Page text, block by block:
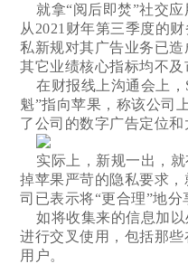
就拿“阅后即焚”社交应
从2021财年第三季度的
私新规对其广告业务已
其它业绩核心指标均不及
在财报线上沟通会上，
魁”指向苹果，称该公司
了公司的数字广告定位和
实际上，新规一出，就
掉苹果严苛的隐私要求
司已表示将“更合理”地
如将收集来的信息加以
进行交叉使用，包括那
用户。